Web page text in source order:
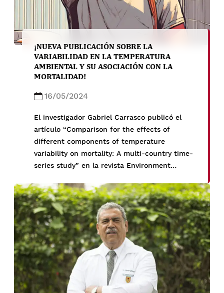
¡NUEVA PUBLICACIÓN SOBRE LA
VARIABILIDAD EN LA TEMPERATURA
AMBIENTAL Y SU ASOCIACIÓN CON LA
MORTALIDAD!
16/05/2024
El investigador Gabriel Carrasco publicó el
artículo “Comparison for the effects of
different components of temperature
variability on mortality: A multi-country time-
series study” en la revista Environment
estudios han demostrado ya que cuando
existe una variabilidad en la temperatura
ambiental hay un riesgo aumentado de
mortalidad en […]